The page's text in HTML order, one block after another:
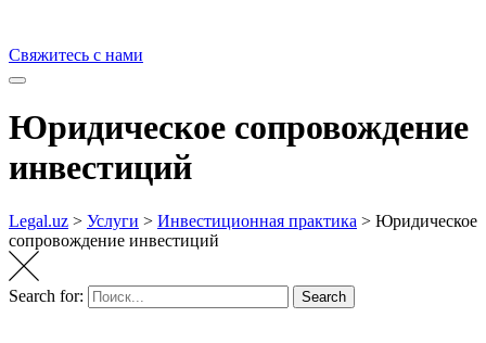
Свяжитесь с нами
Юридическое сопровождение
инвестиций
Legal.uz > Услуги > Инвестиционная практика > Юридическое
сопровождение инвестиций
Search for: Search